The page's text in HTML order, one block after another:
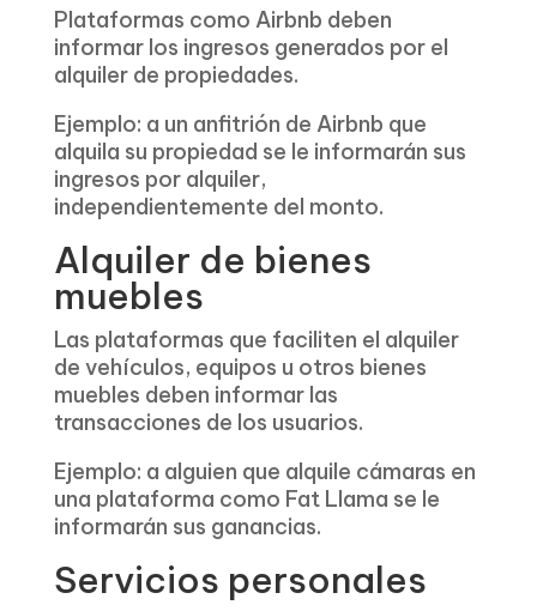
Plataformas como Airbnb deben
informar los ingresos generados por el
alquiler de propiedades.
Ejemplo: a un anfitrión de Airbnb que
alquila su propiedad se le informarán sus
ingresos por alquiler,
independientemente del monto.
Alquiler de bienes
muebles
Las plataformas que faciliten el alquiler
de vehículos, equipos u otros bienes
muebles deben informar las
transacciones de los usuarios.
Ejemplo: a alguien que alquile cámaras en
una plataforma como Fat Llama se le
informarán sus ganancias.
Servicios personales